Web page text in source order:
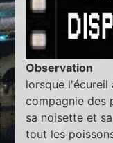
Observation
lorsque l'écureil
compagnie des
sa noisette et
tout les